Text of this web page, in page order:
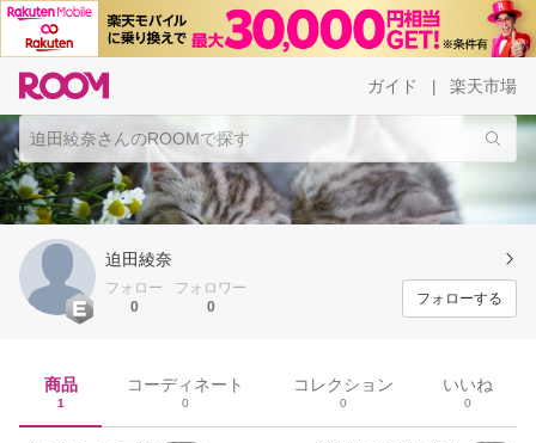
ガイド 楽天市場
迫田綾奈
フォロー
0
フォロワー
0
フォローする
商品
1
コーディネート
0
コレクション
0
いいね
0